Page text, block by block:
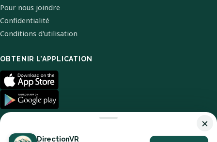
Pour nous joindre
Confidentialité
Conditions d'utilisation
OBTENIR L'APPLICATION
×
DirectionVR